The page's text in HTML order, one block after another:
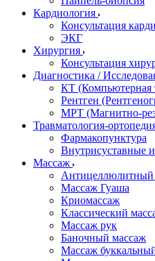
Кардиология
Консультация
ЭКГ
Хирургия
Консультация
Диагностика /
КТ (Компьютерная
Рентген
МРТ (Магнитно-
Травматология-
Фармакопунктура
Внутрисуставные
Массаж
Антицеллюлитный
Массаж Гуаша
Криомассаж
Классический
Массаж рук
Баночный массаж
Массаж